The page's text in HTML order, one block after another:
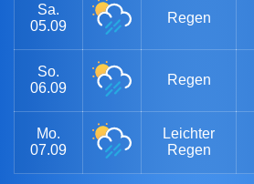
Sa.
05.09
Regen
So.
06.09
Regen
Mo.
07.09
Leichter
Regen